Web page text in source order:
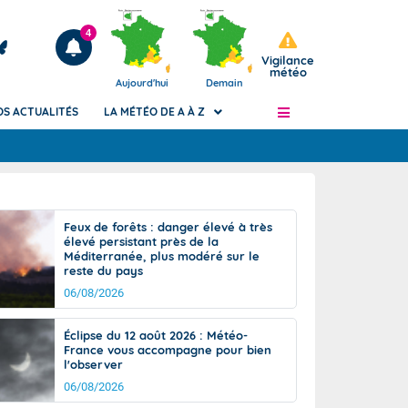
Articles
4
Aujourd'hui Demain
Vigilance
météo
de
Phénomènes dangereux de J+2 à J+7
Avertissement pluies intenses à l'échelle
des communes (Apic)
Bulletins Marine
d'avalanche
Météo des forêts
Vigicrues
ACTUALITÉS LA MÉTÉO DE A À Z
Feux de forêts : danger élevé à très
élevé persistant près de la
Méditerranée, plus modéré sur le
reste du pays
06/08/2026
Éclipse du 12 août 2026 : Météo-
France vous accompagne pour bien
l'observer
06/08/2026